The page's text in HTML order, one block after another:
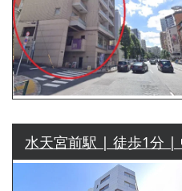
水天宮前駅 | 徒歩1分 |